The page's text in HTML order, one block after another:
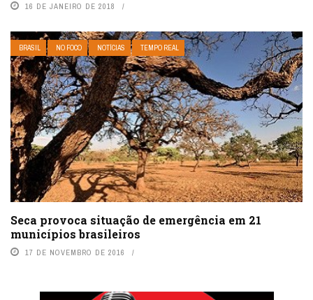
16 DE JANEIRO DE 2018
BRASIL NO FOCO NOTÍCIAS TEMPO REAL
Seca provoca situação de emergência em 21
municípios brasileiros
17 DE NOVEMBRO DE 2016